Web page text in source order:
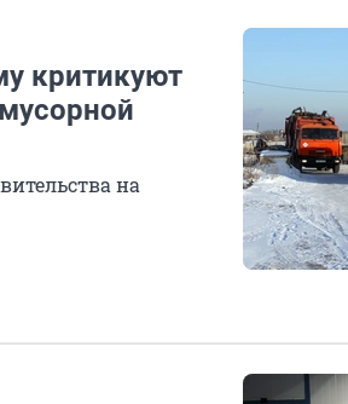
критикуют
на